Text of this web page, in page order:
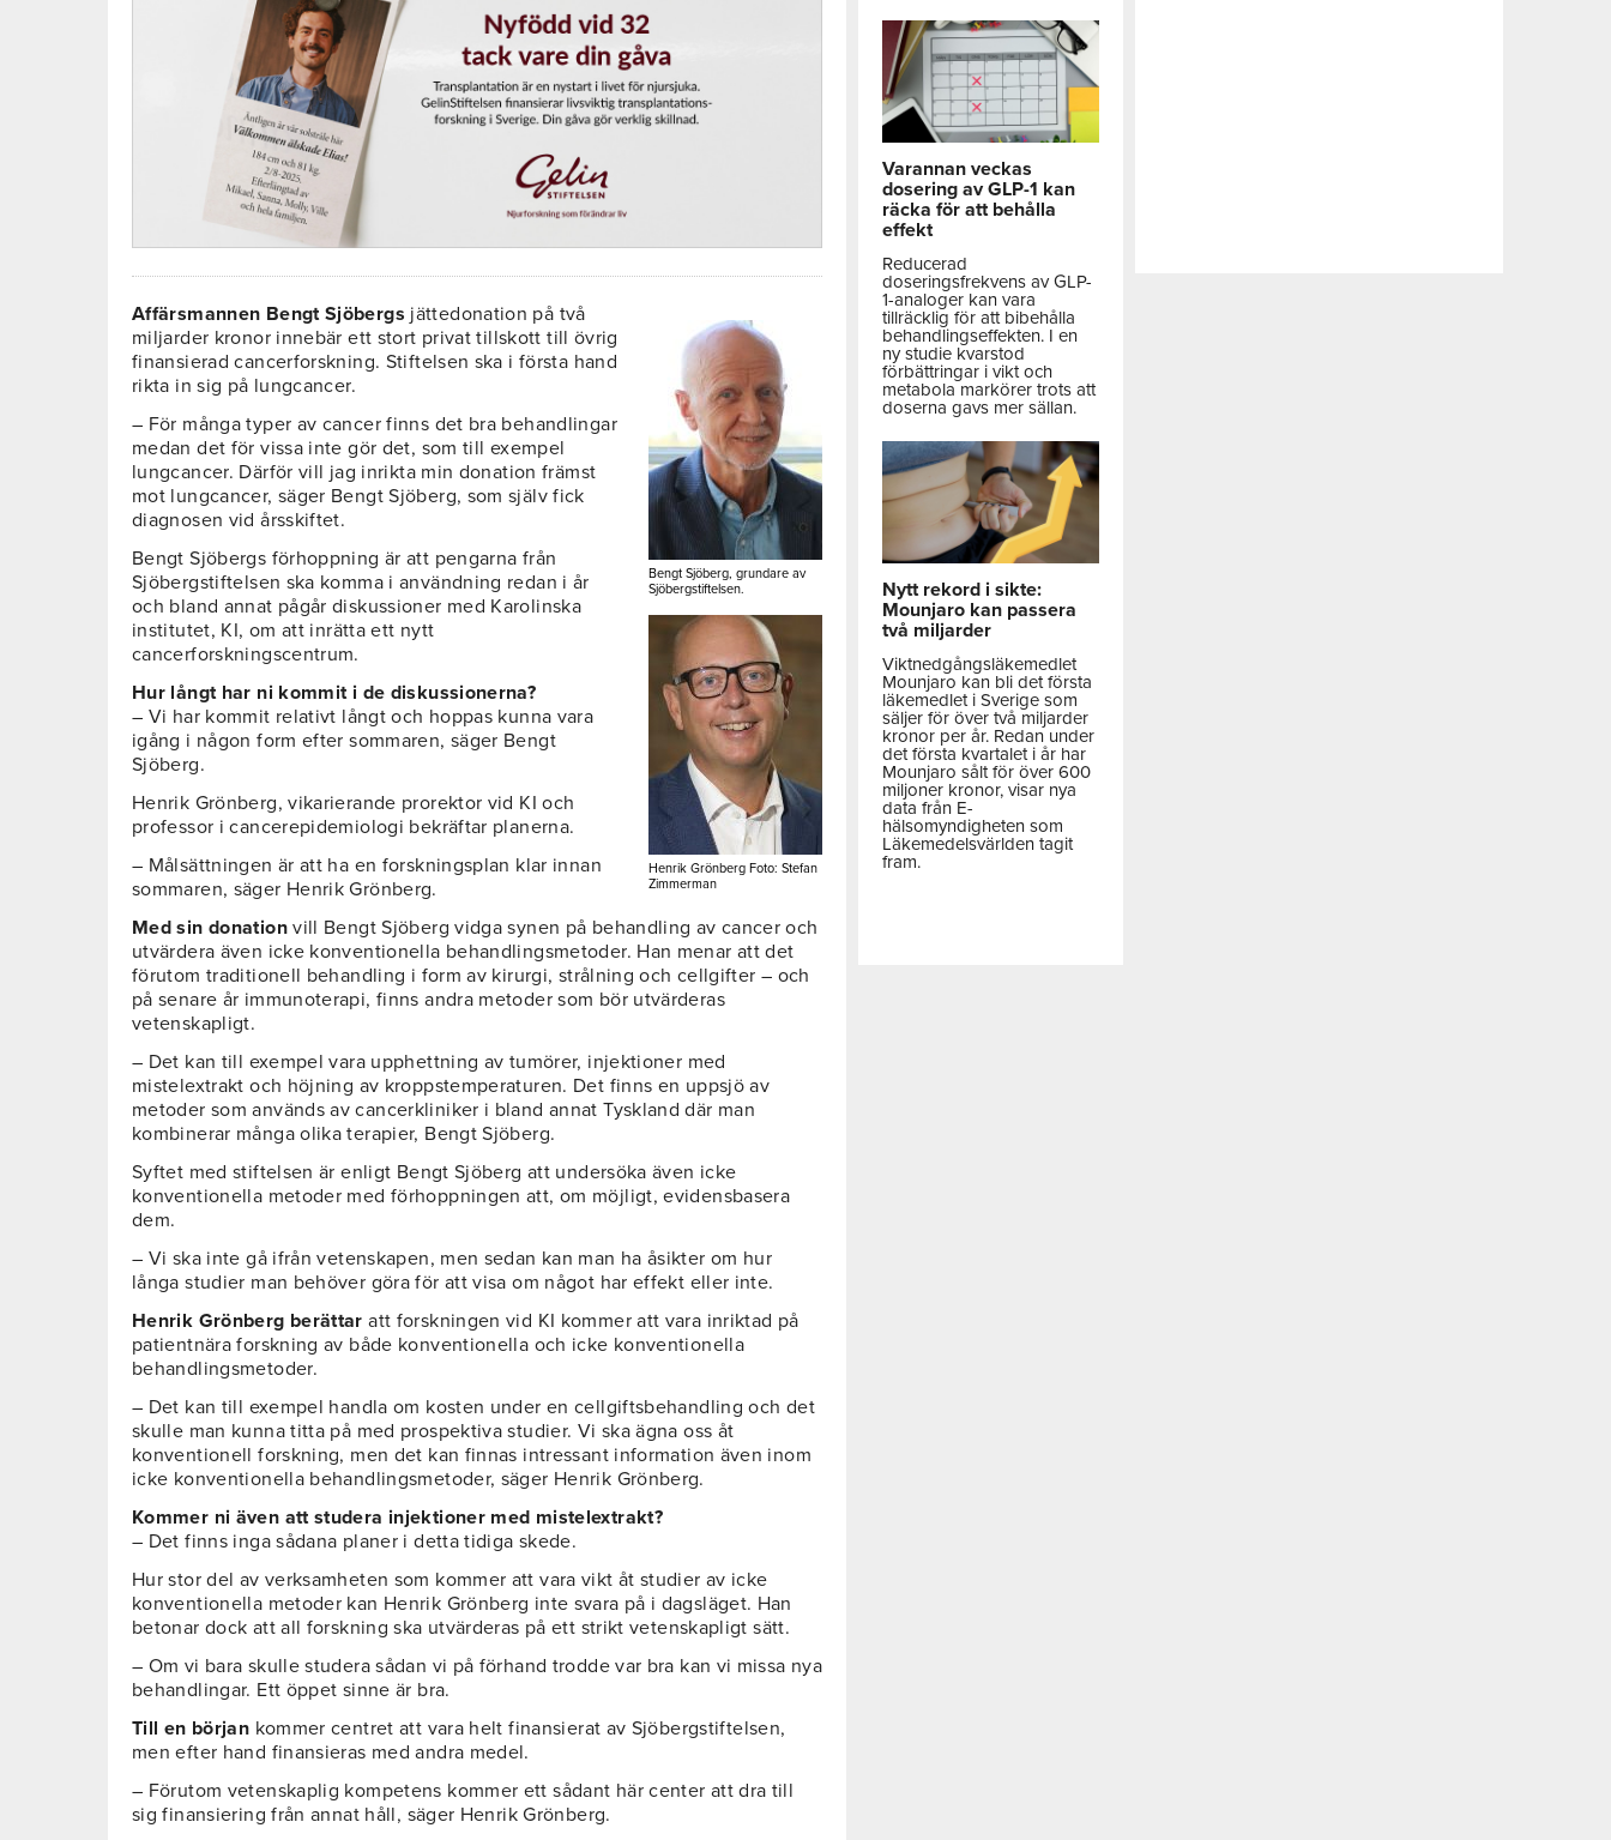
Bengt Sjöberg, grundare av
Sjöbergstiftelsen.
Henrik Grönberg Foto: Stefan
Zimmerman
Affärsmannen Bengt Sjöbergs jättedonation på två
miljarder kronor innebär ett stort privat tillskott till övrig
finansierad cancerforskning. Stiftelsen ska i första hand
rikta in sig på lungcancer.
– För många typer av cancer finns det bra behandlingar
medan det för vissa inte gör det, som till exempel
lungcancer. Därför vill jag inrikta min donation främst
mot lungcancer, säger Bengt Sjöberg, som själv fick
diagnosen vid årsskiftet.
Bengt Sjöbergs förhoppning är att pengarna från
Sjöbergstiftelsen ska komma i användning redan i år
och bland annat pågår diskussioner med Karolinska
institutet, KI, om att inrätta ett nytt
cancerforskningscentrum.
Hur långt har ni kommit i de diskussionerna?
– Vi har kommit relativt långt och hoppas kunna vara
igång i någon form efter sommaren, säger Bengt
Sjöberg.
Henrik Grönberg, vikarierande prorektor vid KI och
professor i cancerepidemiologi bekräftar planerna.
– Målsättningen är att ha en forskningsplan klar innan
sommaren, säger Henrik Grönberg.
Med sin donationvill Bengt Sjöberg vidga synen på behandling av cancer och
utvärdera även icke konventionella behandlingsmetoder. Han menar att det
förutom traditionell behandling i form av kirurgi, strålning och cellgifter – och
på senare år immunoterapi, finns andra metoder som bör utvärderas
vetenskapligt.
– Det kan till exempel vara upphettning av tumörer, injektioner med
mistelextrakt och höjning av kroppstemperaturen. Det finns en uppsjö av
metoder som används av cancerkliniker i bland annat Tyskland där man
kombinerar många olika terapier, Bengt Sjöberg.
Syftet med stiftelsen är enligt Bengt Sjöberg att undersöka även icke
konventionella metoder med förhoppningen att, om möjligt, evidensbasera
dem.
– Vi ska inte gå ifrån vetenskapen, men sedan kan man ha åsikter om hur
långa studier man behöver göra för att visa om något har effekt eller inte.
Henrik Grönberg berättar att forskningen vid KI kommer att vara inriktad på
patientnära forskning av både konventionella och icke konventionella
behandlingsmetoder.
– Det kan till exempel handla om kosten under en cellgiftsbehandling och det
skulle man kunna titta på med prospektiva studier. Vi ska ägna oss åt
konventionell forskning, men det kan finnas intressant information även inom
icke konventionella behandlingsmetoder, säger Henrik Grönberg.
Kommer ni även att studera injektioner med mistelextrakt?
– Det finns inga sådana planer i detta tidiga skede.
Hur stor del av verksamheten som kommer att vara vikt åt studier av icke
konventionella metoder kan Henrik Grönberg inte svara på i dagsläget. Han
betonar dock att all forskning ska utvärderas på ett strikt vetenskapligt sätt.
– Om vi bara skulle studera sådan vi på förhand trodde var bra kan vi missa nya
behandlingar. Ett öppet sinne är bra.
Till en början kommer centret att vara helt finansierat av Sjöbergstiftelsen,
men efter hand finansieras med andra medel.
– Förutom vetenskaplig kompetens kommer ett sådant här center att dra till
sig finansiering från annat håll, säger Henrik Grönberg.
Varannan veckas
dosering av GLP-1 kan
räcka för att behålla
effekt
Reducerad
doseringsfrekvens av GLP-
1-analoger kan vara
tillräcklig för att bibehålla
behandlingseffekten. I en
ny studie kvarstod
förbättringar i vikt och
metabola markörer trots att
doserna gavs mer sällan.
Nytt rekord i sikte:
Mounjaro kan passera
två miljarder
Viktnedgångsläkemedlet
Mounjaro kan bli det första
läkemedlet i Sverige som
säljer för över två miljarder
kronor per år. Redan under
det första kvartalet i år har
Mounjaro sålt för över 600
miljoner kronor, visar nya
data från E-
hälsomyndigheten som
Läkemedelsvärlden tagit
fram.